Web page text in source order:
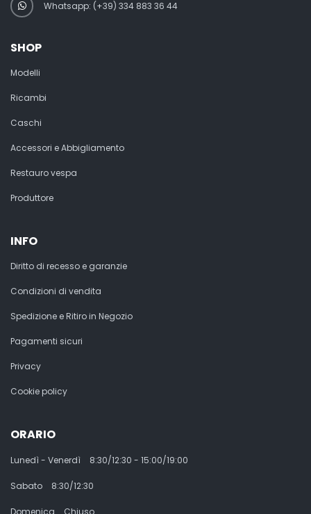
Whatsapp: (+39) 334 883 36 44
SHOP
Modelli
Ricambi
Caschi
Accessori e Abbigliamento
Restauro vespa
Produttore
INFO
Diritto di recesso e garanzie
Condizioni di vendita
Spedizione e Ritiro in Negozio
Pagamenti sicuri
Privacy
Cookie policy
ORARIO
Lunedì - Venerdì 8:30/12:30 - 15:00/19:00
Sabato 8:30/12:30
Domenica Chiuso